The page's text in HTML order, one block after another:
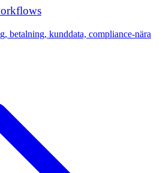
betalning, kunddata, compliance-nära